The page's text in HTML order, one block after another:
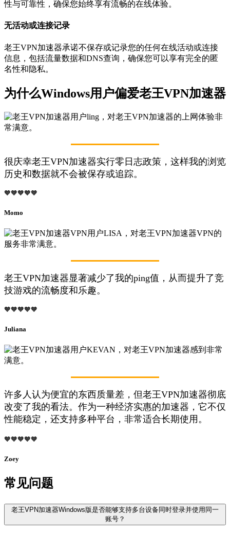
性与可靠性，确保您始终享有流畅的在线体验。
无活动或连接记录
老王VPN加速器承诺不保存或记录您的任何在线活动或连接
信息，包括流量数据和DNS查询，确保您可以享有完全的匿
名性和隐私。
为什么Windows用户偏爱老王VPN加速器
很庆幸老王VPN加速器实行零日志政策，这样我的浏览
历史和数据就不会被保存或追踪。
🧡🧡🧡🧡🧡
Momo
老王VPN加速器显著减少了我的ping值，从而提升了竞
技游戏的流畅度和乐趣。
🧡🧡🧡🧡🧡
Juliana
许多人认为便宜的东西质量差，但老王VPN加速器彻底
改变了我的看法。作为一种经济实惠的加速器，它不仅
性能稳定，还支持多种平台，非常适合长期使用。
🧡🧡🧡🧡🧡
Zoey
常见问题
老王VPN加速器Windows版是否能够支持多台设备同时登录并使用同一
账号？